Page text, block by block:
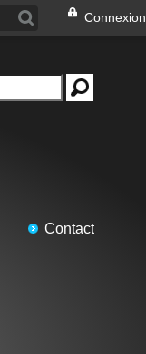
Connexion
Contact